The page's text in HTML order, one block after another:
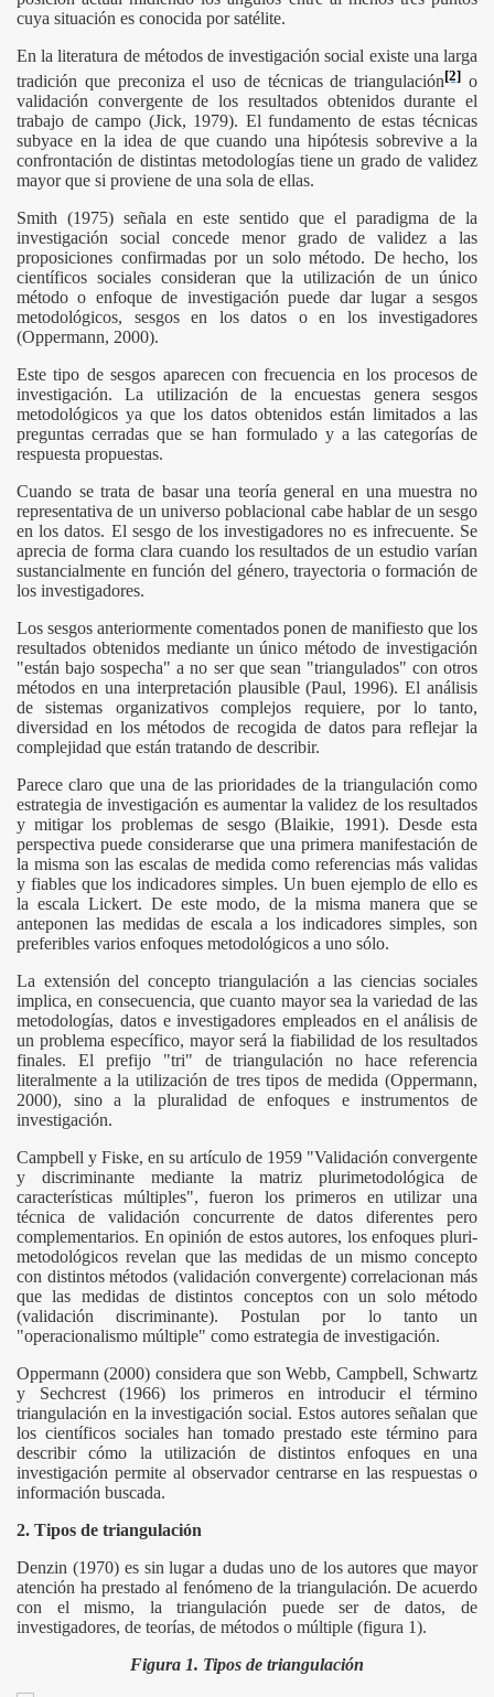
cuya situación es conocida por satélite.
En la literatura de métodos de investigación social existe una larga
tradición que preconiza el uso de técnicas de triangulación[2] o
validación convergente de los resultados obtenidos durante el
trabajo de campo (Jick, 1979). El fundamento de estas técnicas
subyace en la idea de que cuando una hipótesis sobrevive a la
confrontación de distintas metodologías tiene un grado de validez
mayor que si proviene de una sola de ellas.
Smith (1975) señala en este sentido que el paradigma de la
investigación social concede menor grado de validez a las
proposiciones confirmadas por un solo método. De hecho, los
científicos sociales consideran que la utilización de un único
método o enfoque de investigación puede dar lugar a sesgos
metodológicos, sesgos en los datos o en los investigadores
(Oppermann, 2000).
Este tipo de sesgos aparecen con frecuencia en los procesos de
investigación. La utilización de la encuestas genera sesgos
metodológicos ya que los datos obtenidos están limitados a las
preguntas cerradas que se han formulado y a las categorías de
respuesta propuestas.
Cuando se trata de basar una teoría general en una muestra no
representativa de un universo poblacional cabe hablar de un sesgo
en los datos. El sesgo de los investigadores no es infrecuente. Se
aprecia de forma clara cuando los resultados de un estudio varían
sustancialmente en función del género, trayectoria o formación de
los investigadores.
Los sesgos anteriormente comentados ponen de manifiesto que los
resultados obtenidos mediante un único método de investigación
"están bajo sospecha" a no ser que sean "triangulados" con otros
métodos en una interpretación plausible (Paul, 1996). El análisis
de sistemas organizativos complejos requiere, por lo tanto,
diversidad en los métodos de recogida de datos para reflejar la
complejidad que están tratando de describir.
Parece claro que una de las prioridades de la triangulación como
estrategia de investigación es aumentar la validez de los resultados
y mitigar los problemas de sesgo (Blaikie, 1991). Desde esta
perspectiva puede considerarse que una primera manifestación de
la misma son las escalas de medida como referencias más validas
y fiables que los indicadores simples. Un buen ejemplo de ello es
la escala Lickert. De este modo, de la misma manera que se
anteponen las medidas de escala a los indicadores simples, son
preferibles varios enfoques metodológicos a uno sólo.
La extensión del concepto triangulación a las ciencias sociales
implica, en consecuencia, que cuanto mayor sea la variedad de las
metodologías, datos e investigadores empleados en el análisis de
un problema específico, mayor será la fiabilidad de los resultados
finales. El prefijo "tri" de triangulación no hace referencia
literalmente a la utilización de tres tipos de medida (Oppermann,
2000), sino a la pluralidad de enfoques e instrumentos de
investigación.
Campbell y Fiske, en su artículo de 1959 "Validación convergente
y discriminante mediante la matriz plurimetodológica de
características múltiples", fueron los primeros en utilizar una
técnica de validación concurrente de datos diferentes pero
complementarios. En opinión de estos autores, los enfoques pluri-
metodológicos revelan que las medidas de un mismo concepto
con distintos métodos (validación convergente) correlacionan más
que las medidas de distintos conceptos con un solo método
(validación discriminante). Postulan por lo tanto un
"operacionalismo múltiple" como estrategia de investigación.
Oppermann (2000) considera que son Webb, Campbell, Schwartz
y Sechcrest (1966) los primeros en introducir el término
triangulación en la investigación social. Estos autores señalan que
los científicos sociales han tomado prestado este término para
describir cómo la utilización de distintos enfoques en una
investigación permite al observador centrarse en las respuestas o
información buscada.
2. Tipos de triangulación
Denzin (1970) es sin lugar a dudas uno de los autores que mayor
atención ha prestado al fenómeno de la triangulación. De acuerdo
con el mismo, la triangulación puede ser de datos, de
investigadores, de teorías, de métodos o múltiple (figura 1).
Figura 1. Tipos de triangulación